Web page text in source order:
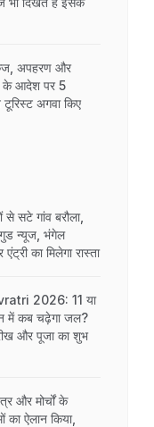
अपहरण और
के आदेश पर 5
अगवा किए
से सटे गांव बरौला,
गुड न्यूज, भंगेल
का मिलेगा रास्ता
2026: 11 या
में कब चढ़ेगा जल?
और पूजा का शुभ
और मोर्चों के
का ऐलान किया,